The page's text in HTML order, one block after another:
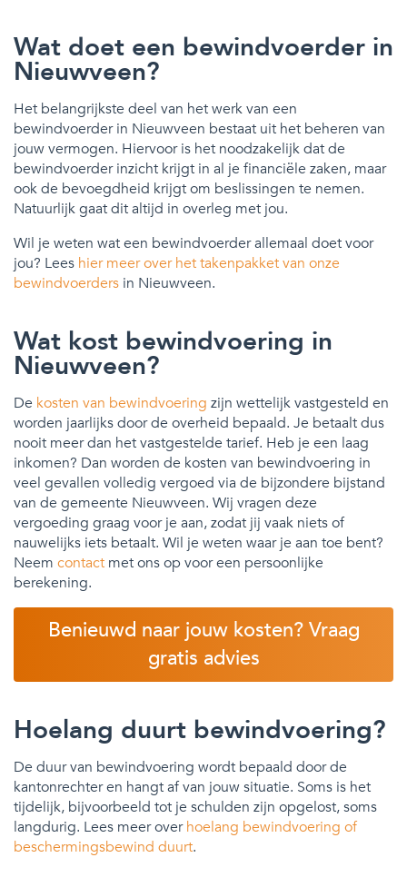
Wat doet een bewindvoerder in
Nieuwveen?
Het belangrijkste deel van het werk van een
bewindvoerder in Nieuwveen bestaat uit het beheren van
jouw vermogen. Hiervoor is het noodzakelijk dat de
bewindvoerder inzicht krijgt in al je financiële zaken, maar
ook de bevoegdheid krijgt om beslissingen te nemen.
Natuurlijk gaat dit altijd in overleg met jou.
Wil je weten wat een bewindvoerder allemaal doet voor
jou? Lees hier meer over het takenpakket van onze
bewindvoerders in Nieuwveen.
Wat kost bewindvoering in
Nieuwveen?
De kosten van bewindvoering zijn wettelijk vastgesteld en
worden jaarlijks door de overheid bepaald. Je betaalt dus
nooit meer dan het vastgestelde tarief. Heb je een laag
inkomen? Dan worden de kosten van bewindvoering in
veel gevallen volledig vergoed via de bijzondere bijstand
van de gemeente Nieuwveen. Wij vragen deze
vergoeding graag voor je aan, zodat jij vaak niets of
nauwelijks iets betaalt. Wil je weten waar je aan toe bent?
Neem contact met ons op voor een persoonlijke
berekening.
Benieuwd naar jouw kosten? Vraag
gratis advies
Hoelang duurt bewindvoering?
De duur van bewindvoering wordt bepaald door de
kantonrechter en hangt af van jouw situatie. Soms is het
tijdelijk, bijvoorbeeld tot je schulden zijn opgelost, soms
langdurig. Lees meer overhoelang bewindvoering of
beschermingsbewind duurt.